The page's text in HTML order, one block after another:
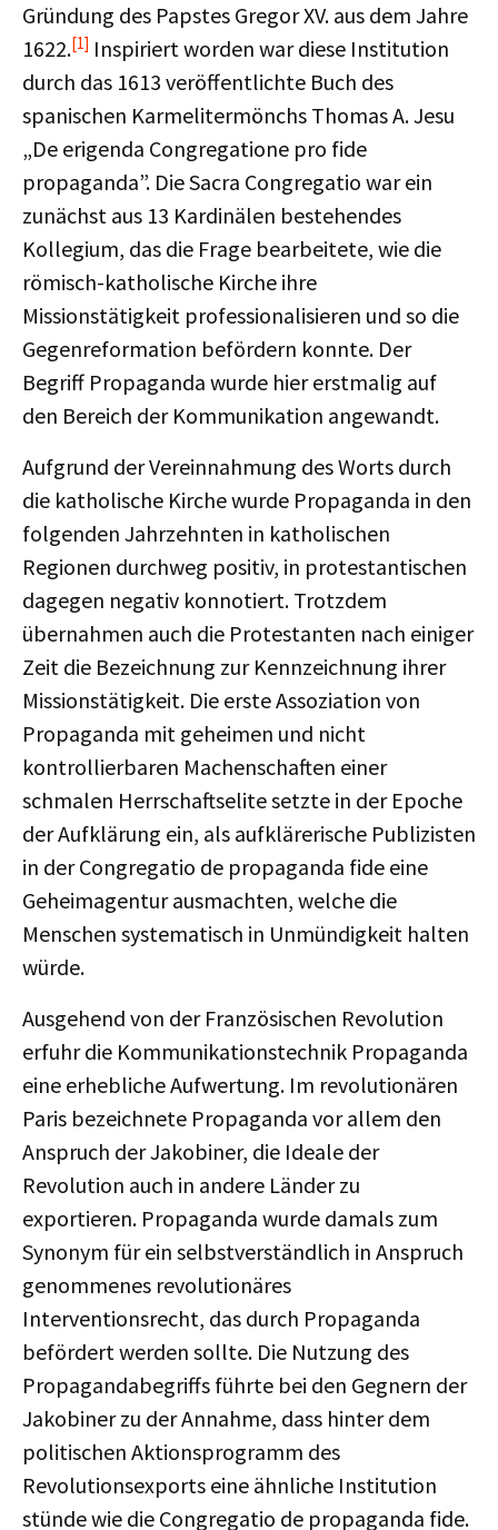
Gründung des Papstes Gregor XV. aus dem Jahre
1622.[1] Inspiriert worden war diese Institution
durch das 1613 veröffentlichte Buch des
spanischen Karmelitermönchs Thomas A. Jesu
„De erigenda Congregatione pro fide
propaganda”. Die Sacra Congregatio war ein
zunächst aus 13 Kardinälen bestehendes
Kollegium, das die Frage bearbeitete, wie die
römisch-katholische Kirche ihre
Missionstätigkeit professionalisieren und so die
Gegenreformation befördern konnte. Der
Begriff Propaganda wurde hier erstmalig auf
den Bereich der Kommunikation angewandt.
Aufgrund der Vereinnahmung des Worts durch
die katholische Kirche wurde Propaganda in den
folgenden Jahrzehnten in katholischen
Regionen durchweg positiv, in protestantischen
dagegen negativ konnotiert. Trotzdem
übernahmen auch die Protestanten nach einiger
Zeit die Bezeichnung zur Kennzeichnung ihrer
Missionstätigkeit. Die erste Assoziation von
Propaganda mit geheimen und nicht
kontrollierbaren Machenschaften einer
schmalen Herrschaftselite setzte in der Epoche
der Aufklärung ein, als aufklärerische Publizisten
in der Congregatio de propaganda fide eine
Geheimagentur ausmachten, welche die
Menschen systematisch in Unmündigkeit halten
würde.
Ausgehend von der Französischen Revolution
erfuhr die Kommunikationstechnik Propaganda
eine erhebliche Aufwertung. Im revolutionären
Paris bezeichnete Propaganda vor allem den
Anspruch der Jakobiner, die Ideale der
Revolution auch in andere Länder zu
exportieren. Propaganda wurde damals zum
Synonym für ein selbstverständlich in Anspruch
genommenes revolutionäres
Interventionsrecht, das durch Propaganda
befördert werden sollte. Die Nutzung des
Propagandabegriffs führte bei den Gegnern der
Jakobiner zu der Annahme, dass hinter dem
politischen Aktionsprogramm des
Revolutionsexports eine ähnliche Institution
stünde wie die Congregatio de propaganda fide.